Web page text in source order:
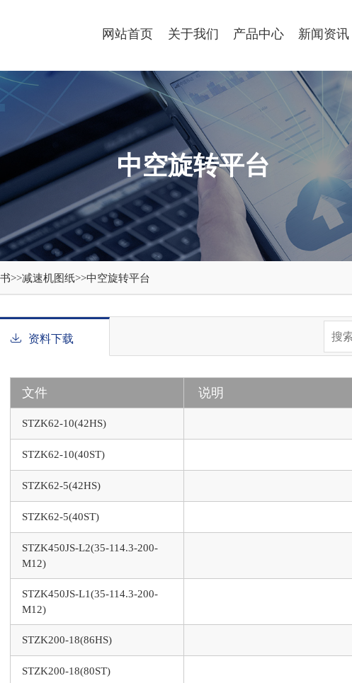
网站首页 关于我们 产品中心 新闻资讯
中空旋转平台
>>减速机图纸>>中空旋转平台
资料下载
文件 说明
STZK62-10(42HS)
STZK62-10(40ST)
STZK62-5(42HS)
STZK62-5(40ST)
STZK450JS-L2(35-114.3-200-
M12)
STZK450JS-L1(35-114.3-200-
M12)
STZK200-18(86HS)
STZK200-18(80ST)